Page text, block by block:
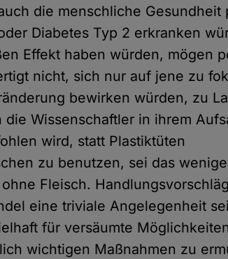
die menschliche Gesundheit
Diabetes Typ 2 erkranken
Effekt haben würden, mögen
nicht, sich nur auf jene zu
bewirken würden, zu
Wissenschaftler in ihrem
wird, statt Plastiktüten
zu benutzen, sei das
Fleisch.
eine triviale Angelegenheit
für versäumte
wichtigen Maßnahmen zu